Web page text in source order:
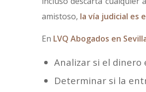
amistoso, la vía judicial es
En LVQ Abogados en
Analizar si el dinero
Determinar si la